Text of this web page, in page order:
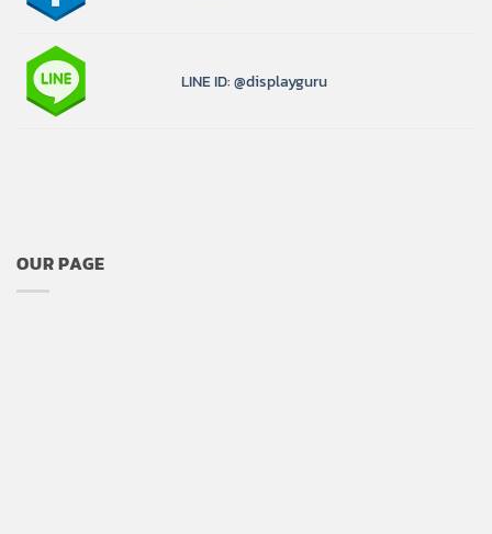
LINE ID: @displayguru
OUR PAGE